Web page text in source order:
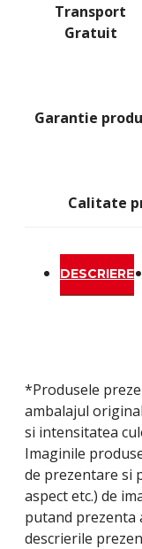
Transport
Gratuit
Garantie
Calitate
DESCRIERE
*Produsele
ambalajul
si intensitatea
Imaginile
de prezentare si
aspect etc.) de
putand prezenta
descrierile